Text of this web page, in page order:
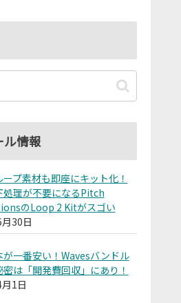
ル情報
ープ素材も即座にキット化！
処理が不要になるPitch
のLoop 2 Kitがスゴい
30日
が一番安い！Wavesバンドル
は「開発費回収」にあり！
1日